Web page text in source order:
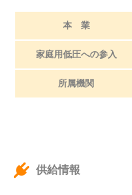
本 業
家庭用低圧への参入
所属機関
供給情報